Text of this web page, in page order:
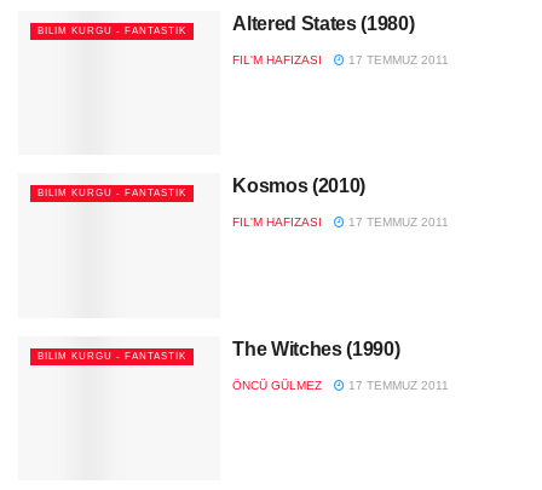
BILIM KURGU - FANTASTIK Altered States (1980)
FIL'M HAFIZASI 17 TEMMUZ 2011
BILIM KURGU - FANTASTIK Kosmos (2010)
FIL'M HAFIZASI 17 TEMMUZ 2011
BILIM KURGU - FANTASTIK The Witches (1990)
ÖNCÜ GÜLMEZ 17 TEMMUZ 2011